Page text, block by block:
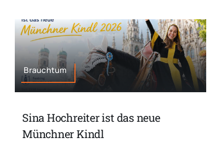
Brauchtum
Sina Hochreiter ist das neue
Münchner Kindl